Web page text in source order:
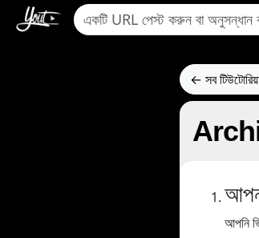
← সব
আপনি